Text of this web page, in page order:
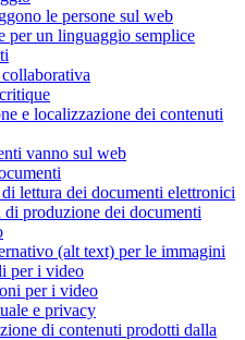
le persone sul web
per un linguaggio semplice
e localizzazione dei contenuti
vanno sul web
lettura dei documenti elettronici
produzione dei documenti
(alt text) per le immagini
per i video
per i video
e privacy
di contenuti prodotti dalla